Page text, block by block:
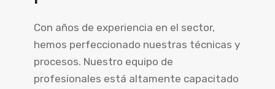
Con años de experiencia en el sector,
hemos perfeccionado nuestras técnicas y
procesos. Nuestro equipo de
profesionales está altamente capacitado